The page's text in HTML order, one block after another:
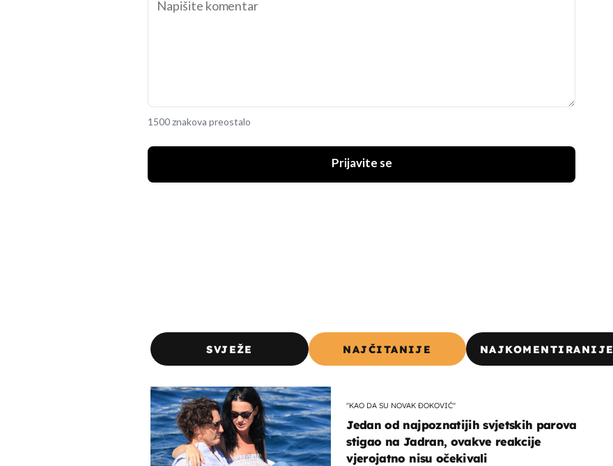
1500 znakova preostalo
Prijavite se
SVJEŽE NAJČITANIJE NAJKOMENTIRANIJE
"KAO DA SU NOVAK ĐOKOVIĆ"
Jedan od najpoznatijih svjetskih parova
stigao na Jadran, ovakve reakcije
vjerojatno nisu očekivali